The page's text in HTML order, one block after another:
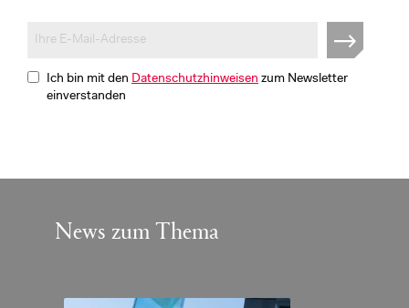
Ich bin mit den Datenschutzhinweisen zum Newsletter
einverstanden
News zum Thema